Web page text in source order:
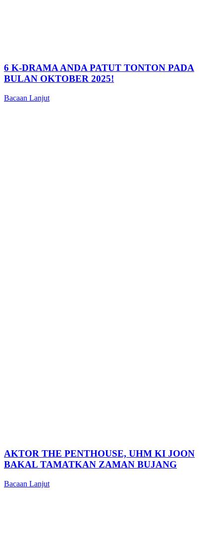
6 K-DRAMA ANDA PATUT TONTON PADA
BULAN OKTOBER 2025!
Bacaan Lanjut
AKTOR THE PENTHOUSE, UHM KI JOON
BAKAL TAMATKAN ZAMAN BUJANG
Bacaan Lanjut